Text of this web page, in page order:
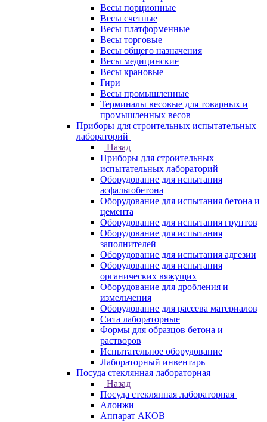
Весы порционные
Весы счетные
Весы платформенные
Весы торговые
Весы общего назначения
Весы медицинские
Весы крановые
Гири
Весы промышленные
Терминалы весовые для товарных и
промышленных весов
Приборы для строительных испытательных
лабораторий
Назад
Приборы для строительных
испытательных лабораторий
Оборудование для испытания
асфальтобетона
Оборудование для испытания бетона и
цемента
Оборудование для испытания грунтов
Оборудование для испытания
заполнителей
Оборудование для испытания адгезии
Оборудование для испытания
органических вяжущих
Оборудование для дробления и
измельчения
Оборудование для рассева материалов
Сита лабораторные
Формы для образцов бетона и
растворов
Испытательное оборудование
Лабораторный инвентарь
Посуда стеклянная лабораторная
Назад
Посуда стеклянная лабораторная
Алонжи
Аппарат АКОВ